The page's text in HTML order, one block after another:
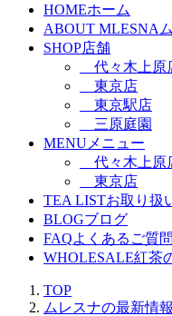
HOMEホーム
ABOUT MLESNA
SHOP店舗
代々木上原
東京店
東京駅店
三原庭園
MENU メニュー
代々木上原
東京店
TEA LISTお取り扱
BLOGブログ
FAQよくあるご質問
WHOLESALE紅茶
TOP
ムレスナの最新情報